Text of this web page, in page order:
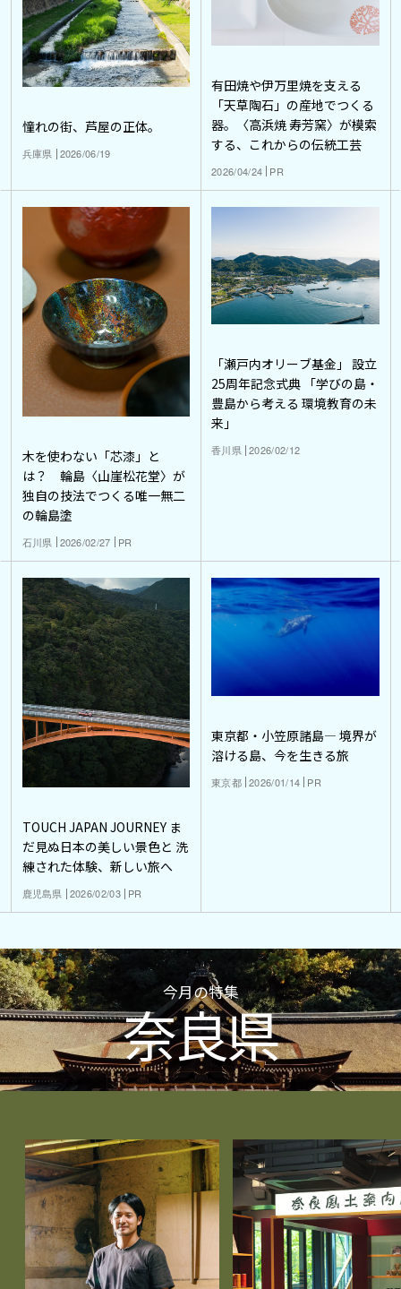
憧れの街、芦屋の正体。
兵庫県 2026/06/19
有田焼や伊万里焼を支える
「天草陶石」の産地でつくる
器。〈高浜焼 寿芳窯〉が模索
する、これからの伝統工芸
2026/04/24 PR
木を使わない「芯漆」と
は？ 輪島〈山崖松花堂〉が
独自の技法でつくる唯一無二
の輪島塗
石川県 2026/02/27 PR
「瀬戸内オリーブ基金」 設立
25周年記念式典 「学びの島・
豊島から考える 環境教育の未
来」
香川県 2026/02/12
TOUCH JAPAN JOURNEY ま
だ見ぬ日本の美しい景色と 洗
練された体験、新しい旅へ
鹿児島県 2026/02/03 PR
東京都・小笠原諸島― 境界が
溶ける島、今を生きる旅
東京都 2026/01/14 PR
今月の特集
奈良県